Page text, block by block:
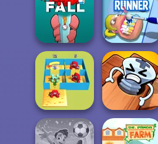
Tower Fall Teeth Runner